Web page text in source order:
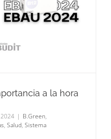
a la hora
| B.Green,
, Salud, Sistema